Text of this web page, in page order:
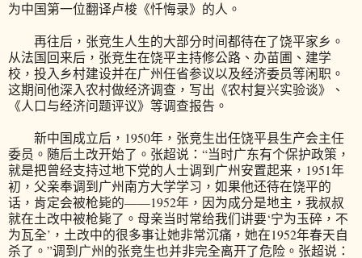
为中国第一位翻译卢梭《忏悔录》的人。
再往后，张竞生人生的大部分时间都待在了饶平家乡。
从法国回来后，张竞生在饶平主持修公路、办苗圃、建学
校，投入乡村建设并在广州任省参议以及经济委员等闲职。
这期间他深入农村做经济调查，写出《农村复兴实验谈》、
《人口与经济问题评议》等调查报告。
新中国成立后，1950年，张竞生出任饶平县生产会主任
委员。随后土改开始了。张超说：“当时广东有个保护政策，
就是把曾经支持过地下党的人士调到广州安置起来，1951年
初，父亲奉调到广州南方大学学习，如果他还待在饶平的
话，肯定会被枪毙的——1952年，因为成分是地主，我叔叔
就在土改中被枪毙了。母亲当时常给我们讲要‘宁为玉碎，不
为瓦全’，土改中的很多事让她非常沉痛，她在1952年春天自
杀了。”调到广州的张竞生也并非完全离开了危险。张超说：